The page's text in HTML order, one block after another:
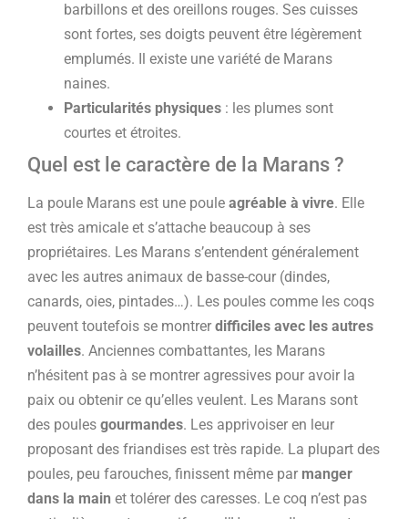
barbillons et des oreillons rouges. Ses cuisses
sont fortes, ses doigts peuvent être légèrement
emplumés. Il existe une variété de Marans
naines.
Particularités physiques : les plumes sont
courtes et étroites.
Quel est le caractère de la Marans ?
La poule Marans est une poule agréable à vivre. Elle
est très amicale et s’attache beaucoup à ses
propriétaires. Les Marans s’entendent généralement
avec les autres animaux de basse-cour (dindes,
canards, oies, pintades…). Les poules comme les coqs
peuvent toutefois se montrer difficiles avec les autres
volailles. Anciennes combattantes, les Marans
n’hésitent pas à se montrer agressives pour avoir la
paix ou obtenir ce qu’elles veulent. Les Marans sont
des poules gourmandes. Les apprivoiser en leur
proposant des friandises est très rapide. La plupart des
poules, peu farouches, finissent même par manger
dans la main et tolérer des caresses. Le coq n’est pas